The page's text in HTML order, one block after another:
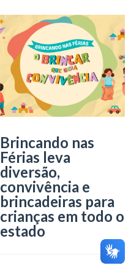
Brincando nas
Férias leva
diversão,
convivência e
brincadeiras para
crianças em todo o
estado